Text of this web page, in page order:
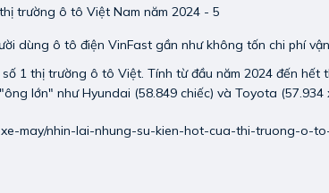
dùng ô tô điện VinFast gần như không tốn chi phí
1 thị trường ô tô Việt. Tính từ đầu năm 2024 đến hết
lớn" như Hyundai (58.849 chiếc) và Toyota (57.934
may/nhin-lai-nhung-su-kien-hot-cua-thi-truong-o-